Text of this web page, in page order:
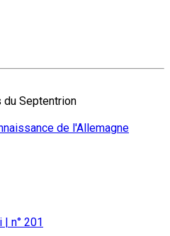
Septentrion
de l'Allemagne
n° 201